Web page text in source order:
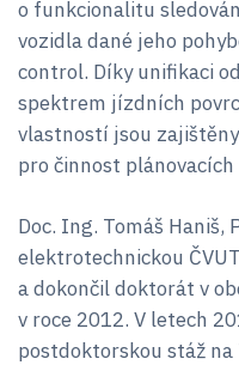
o funkcionalitu
vozidla dané jeho
control. Díky unifikaci
spektrem jízdních
vlastností jsou
pro činnost
Doc. Ing. Tomáš Haniš,
elektrotechnickou
a dokončil doktorát v
v roce 2012. V letech
postdoktorskou stáž